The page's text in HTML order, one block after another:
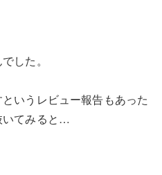
した。
いうレビュー報告もあった
いてみると…